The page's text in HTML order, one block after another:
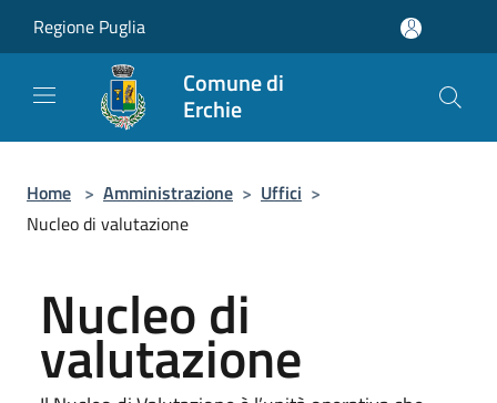
Regione Puglia
Comune di
Erchie
Home > Amministrazione > Uffici >
Nucleo di valutazione
Nucleo di
valutazione